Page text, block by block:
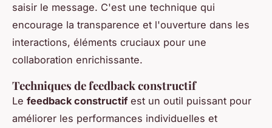
saisir le message. C'est une technique qui
encourage la transparence et l'ouverture dans les
interactions, éléments cruciaux pour une
collaboration enrichissante.
Techniques de feedback constructif
Le feedback constructifest un outil puissant pour
améliorer les performances individuelles et